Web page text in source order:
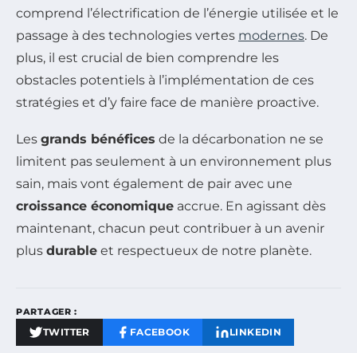
comprend l’électrification de l’énergie utilisée et le
passage à des technologies vertes modernes. De
plus, il est crucial de bien comprendre les
obstacles potentiels à l’implémentation de ces
stratégies et d’y faire face de manière proactive.
Les grands bénéfices de la décarbonation ne se
limitent pas seulement à un environnement plus
sain, mais vont également de pair avec une
croissance économique accrue. En agissant dès
maintenant, chacun peut contribuer à un avenir
plus durable et respectueux de notre planète.
PARTAGER :
TWITTER FACEBOOK LINKEDIN